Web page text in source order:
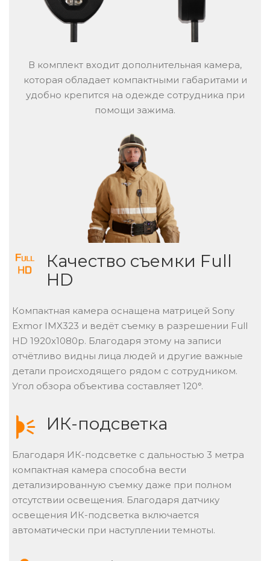
В комплект входит дополнительная камера,
которая обладает компактными габаритами и
удобно крепится на одежде сотрудника при
помощи зажима.
Качество съемки Full
HD
Компактная камера оснащена матрицей Sony
Exmor IMX323 и ведёт съемку в разрешении Full
HD 1920x1080p. Благодаря этому на записи
отчётливо видны лица людей и другие важные
детали происходящего рядом с сотрудником.
Угол обзора объектива составляет 120°.
ИК-подсветка
Благодаря ИК-подсветке с дальностью 3 метра
компактная камера способна вести
детализированную съемку даже при полном
отсутствии освещения. Благодаря датчику
освещения ИК-подсветка включается
автоматически при наступлении темноты.